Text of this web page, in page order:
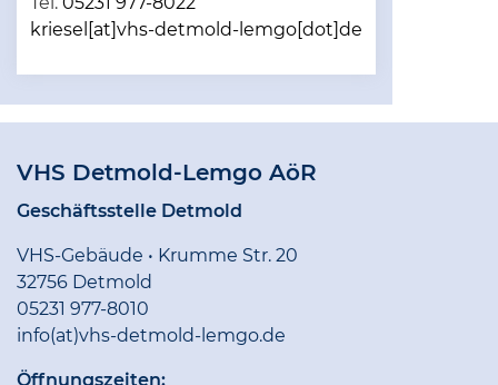
kriesel[at]vhs-detmold-lemgo[dot]de
VHS Detmold-Lemgo AöR
Geschäftsstelle Detmold
VHS-Gebäude • Krumme Str. 20
32756 Detmold
05231 977-8010
info(at)vhs-detmold-lemgo.de
Öffnungszeiten: